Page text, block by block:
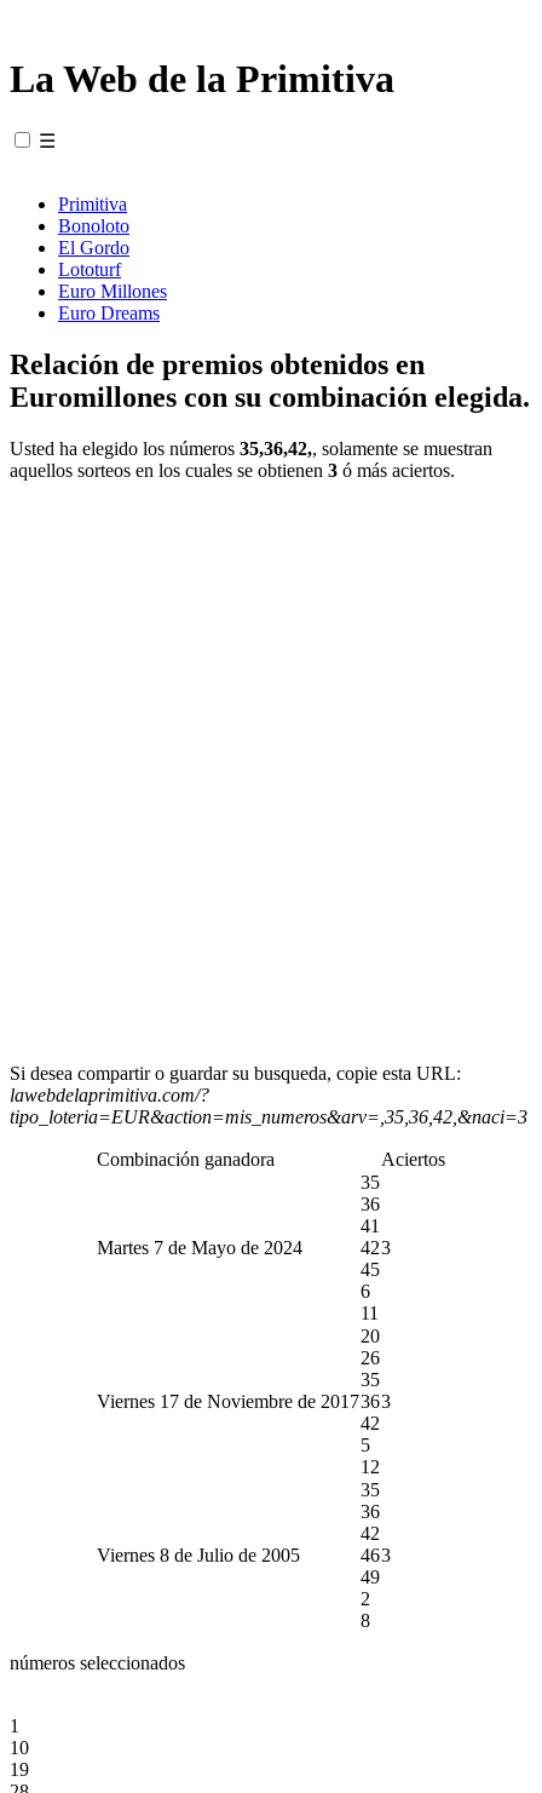
La Web de la Primitiva
☰
Primitiva
Bonoloto
El Gordo
Lototurf
Euro Millones
Euro Dreams
Relación de premios obtenidos en
Euromillones con su combinación elegida.
Usted ha elegido los números 35,36,42,, solamente se muestran
aquellos sorteos en los cuales se obtienen 3 ó más aciertos.
Si desea compartir o guardar su busqueda, copie esta URL:
lawebdelaprimitiva.com/?
tipo_loteria=EUR&action=mis_numeros&arv=,35,36,42,&naci=3
Combinación ganadora Aciertos
Martes 7 de Mayo de 2024
35
36
41
42
45
6
11
3
Viernes 17 de Noviembre de 2017
20
26
35
36
42
5
12
3
Viernes 8 de Julio de 2005
35
36
42
46
49
2
8
3
números seleccionados
1
10
19